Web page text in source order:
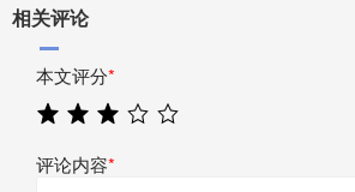
相关评论
本文评分*
评论内容*